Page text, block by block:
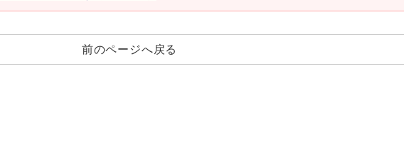
前のページへ戻る